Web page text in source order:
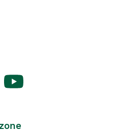
vigozone.de